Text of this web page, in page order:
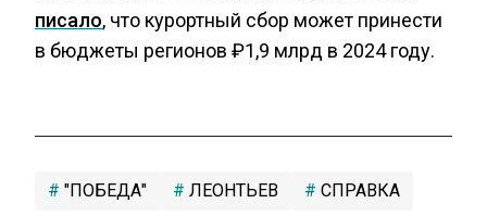
писало, что курортный сбор может принести
в бюджеты регионов ₽1,9 млрд в 2024 году.
"ПОБЕДА" ЛЕОНТЬЕВ СПРАВКА